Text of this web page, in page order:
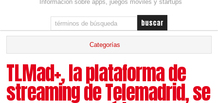
Información sobre apps, juegos móviles y startups
TLMad+, la plataforma de
streaming de Telemadrid, se